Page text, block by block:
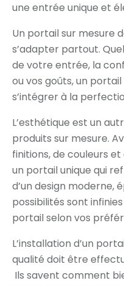
une entrée unique et
Un portail sur mesure
s’adapter partout.
de votre entrée, la
ou vos goûts, un
s’intégrer à la
L’esthétique est un
produits sur mesure.
finitions, de couleurs
un portail unique qui
d’un design moderne,
possibilités sont
portail selon vos
L’installation d’un
qualité doit être
Ils savent comment